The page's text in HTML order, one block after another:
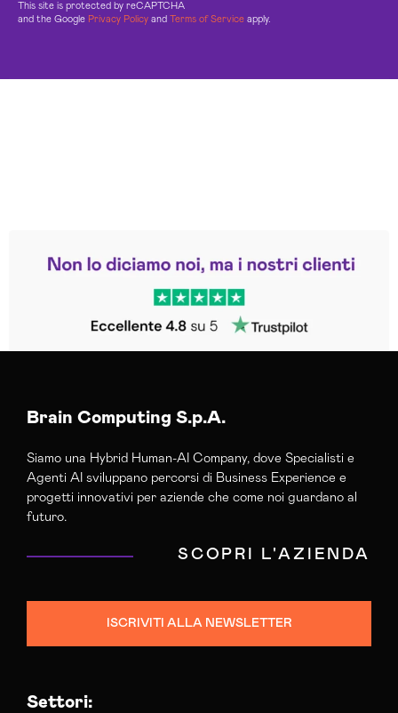
This site is protected by reCAPTCHA
and the Google Privacy Policy and Terms of Service apply.
Trustpilot
Brain Computing S.p.A.
Siamo una Hybrid Human-AI Company, dove Specialisti e
Agenti AI sviluppano percorsi di Business Experience e
progetti innovativi per aziende che come noi guardano al
futuro.
SCOPRI L'AZIENDA
ISCRIVITI ALLA NEWSLETTER
Settori: